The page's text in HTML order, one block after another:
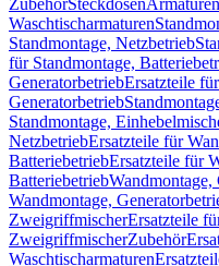
ZubehörSteckdosenArmaturen
Waschtischarmaturen
Standmontage, Netzbetrieb
für Standmontage,
GeneratorbetriebErsatzteile
Generatorbetrieb
Standmontage,
NetzbetriebErsatzteile für
BatteriebetriebErsatzteile für
BatteriebetriebWandmontage,
Wandmontage,
ZweigriffmischerErsatzteile
ZweigriffmischerZubehör
Waschtischarmaturen